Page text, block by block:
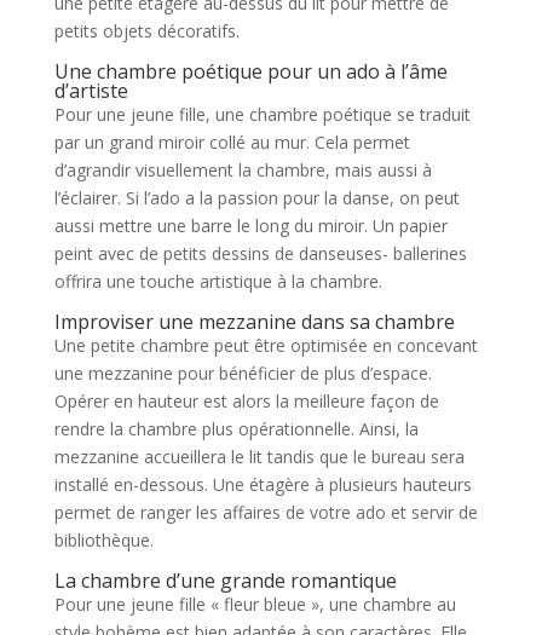
petits objets décoratifs.
Une chambre poétique pour un ado à l’âme
d’artiste
Pour une jeune fille, une chambre poétique se traduit
par un grand miroir collé au mur. Cela permet
d’agrandir visuellement la chambre, mais aussi à
l’éclairer. Si l’ado a la passion pour la danse, on peut
aussi mettre une barre le long du miroir. Un papier
peint avec de petits dessins de danseuses- ballerines
offrira une touche artistique à la chambre.
Improviser une mezzanine dans sa chambre
Une petite chambre peut être optimisée en concevant
une mezzanine pour bénéficier de plus d’espace.
Opérer en hauteur est alors la meilleure façon de
rendre la chambre plus opérationnelle. Ainsi, la
mezzanine accueillera le lit tandis que le bureau sera
installé en-dessous. Une étagère à plusieurs hauteurs
permet de ranger les affaires de votre ado et servir de
bibliothèque.
La chambre d’une grande romantique
Pour une jeune fille « fleur bleue », une chambre au